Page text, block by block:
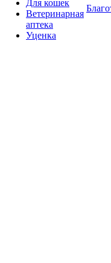
Для кошек
Ветеринарная
аптека
Уценка